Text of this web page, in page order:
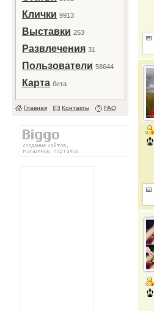
Клички 9913
Выставки 253
Развлечения 31
Пользователи 58644
Карта бета
Главная Контакты FAQ